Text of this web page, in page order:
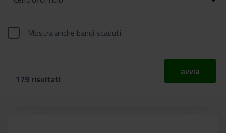
Mostra anche bandi scaduti
179 risultati
avvia